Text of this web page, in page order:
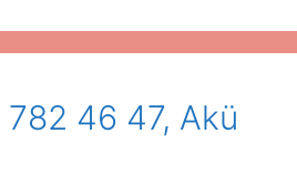
46 47, Akü